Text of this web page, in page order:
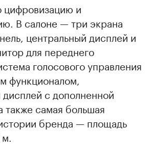
и
В салоне — три экрана
центральный дисплей и
для переднего
голосового управления
функционалом,
с дополненной
также самая большая
бренда — площадь
м.